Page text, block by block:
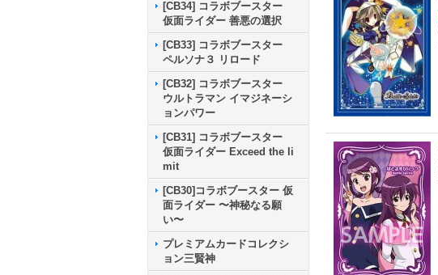
[CB34] コラボブースター
仮面ライダー 善悪の選択
[CB33] コラボブースター
ペルソナ３ リロード
[CB32] コラボブースター
ウルトラマン イマジネーシ
ョンパワー
[CB31] コラボブースター
仮面ライダー Exceed the li
mit
[CB30]コラボブースター 仮
面ライダー 〜神秘なる願
い〜
プレミアムカードコレクシ
ョン三賢神